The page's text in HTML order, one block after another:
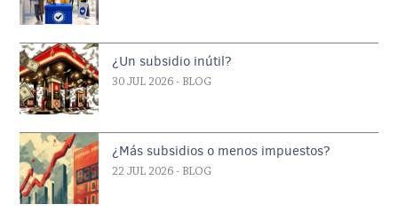
¿Un subsidio inútil?
30 JUL 2026 - BLOG
¿Más subsidios o menos impuestos?
22 JUL 2026 - BLOG